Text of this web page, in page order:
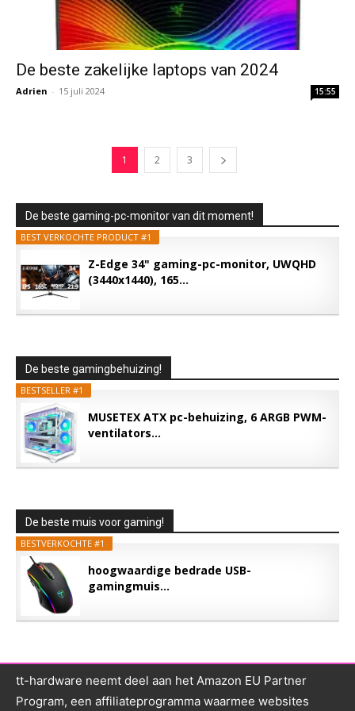
De beste zakelijke laptops van 2024
Adrien - 15 juli 2024 15:55
1 2 3
De beste gaming-pc-monitor van dit moment!
BEST VERKOCHTE PRODUCT #1
Z-Edge 34" gaming-pc-monitor, UWQHD
(3440x1440), 165...
De beste gamingbehuizing!
BESTSELLER #1
MUSETEX ATX pc-behuizing, 6 ARGB PWM-
ventilators...
De beste muis voor gaming!
BESTVERKOCHTE #1
hoogwaardige bedrade USB-
gamingmuis...
tt-hardware neemt deel aan het Amazon EU Partner
Program, een affiliateprogramma waarmee websites